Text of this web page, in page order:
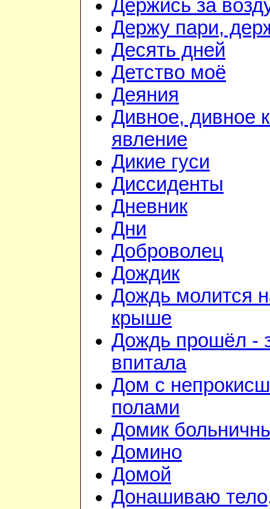
Держись за
Держу пари,
Десять дней
Детство моё
Деяния
Дивное, дивное
явление
Дикие гуси
Диссиденты
Дневник
Дни
Доброволец
Дождик
Дождь молится
крыше
Дождь прошёл -
впитала
Дом с
полами
Домик
Домино
Домой
Донашиваю